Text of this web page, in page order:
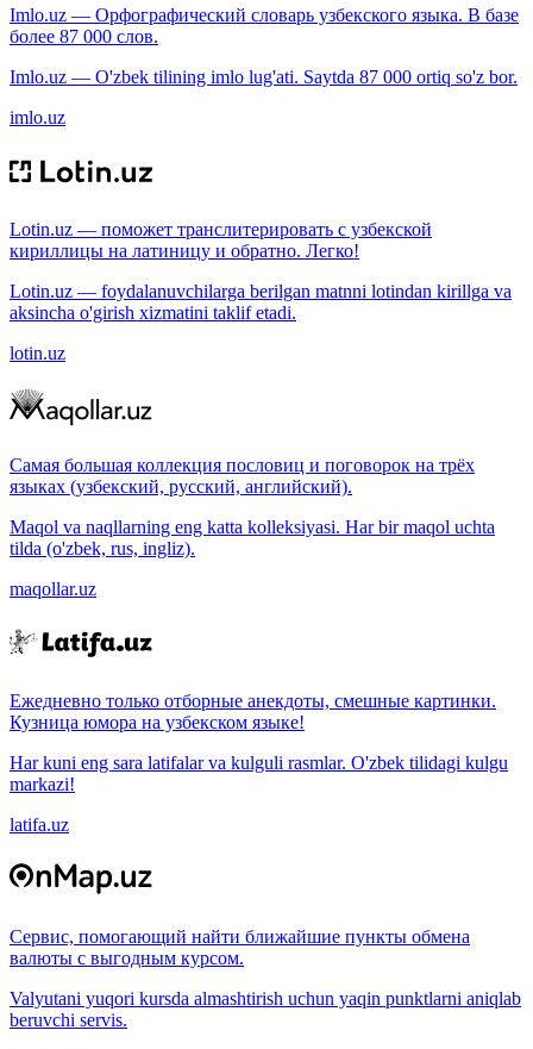
Imlo.uz — Орфографический словарь узбекского языка. В базе
более 87 000 слов.
Imlo.uz — O'zbek tilining imlo lug'ati. Saytda 87 000 ortiq so'z bor.
imlo.uz
Lotin.uz — поможет транслитерировать с узбекской
кириллицы на латиницу и обратно. Легко!
Lotin.uz — foydalanuvchilarga berilgan matnni lotindan kirillga va
aksincha o'girish xizmatini taklif etadi.
lotin.uz
Самая большая коллекция пословиц и поговорок на трёх
языках (узбекский, русский, английский).
Maqol va naqllarning eng katta kolleksiyasi. Har bir maqol uchta
tilda (o'zbek, rus, ingliz).
maqollar.uz
Ежедневно только отборные анекдоты, смешные картинки.
Кузница юмора на узбекском языке!
Har kuni eng sara latifalar va kulguli rasmlar. O'zbek tilidagi kulgu
markazi!
latifa.uz
Сервис, помогающий найти ближайшие пункты обмена
валюты с выгодным курсом.
Valyutani yuqori kursda almashtirish uchun yaqin punktlarni aniqlab
beruvchi servis.